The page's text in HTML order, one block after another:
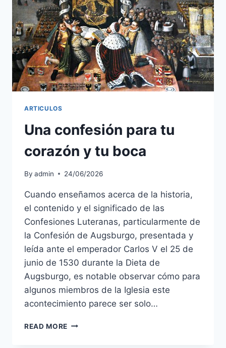
ARTICULOS
Una confesión para tu
corazón y tu boca
By admin 24/06/2026
Cuando enseñamos acerca de la historia,
el contenido y el significado de las
Confesiones Luteranas, particularmente de
la Confesión de Augsburgo, presentada y
leída ante el emperador Carlos V el 25 de
junio de 1530 durante la Dieta de
Augsburgo, es notable observar cómo para
algunos miembros de la Iglesia este
acontecimiento parece ser solo…
READ MORE UNA